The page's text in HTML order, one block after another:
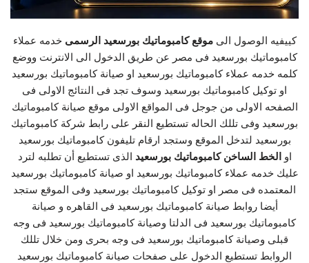
كييفيه الوصول الىموقع كامبوماتيك بورسعيد الرسمى خدمه عملاء
كامبوماتيك بورسعيد فى مصر عن طريق الدخول الى الانترنت ووضع
كلمه خدمه عملاء كامبوماتيك بورسعيد او صيانة كامبوماتيك بورسعيد
او توكيل كامبوماتيك بورسعيد وسوف تجد فى النتائج الاولى فى
الصفحه الاولى من جوجل فى المواقع الاولى موقع صيانة كامبوماتيك
بورسعيد وفى تللك الحاله تستطيع النقر على رابط شركة كامبوماتيك
بورسعيد لتدخل الموقع وستجد ارقام تليفون كامبوماتيك بورسعيد
او الخط الساخن كامبوماتيك بورسعيد الذى تستطيع أن تطلبه لترد
عليك خدمه عملاء كامبوماتيك بورسعيد او صيانة كامبوماتيك بورسعيد
المعتمده فى مصر او توكيل كامبوماتيك بورسعيد وفى الموقع ستجد
أيضا روابط صيانة كامبوماتيك بورسعيد فى القاهره و صيانة
كامبوماتيك بورسعيد فى الدلتا وصيانة كامبوماتيك بورسعيد فى وجه
قبلى وصيانة كامبوماتيك بورسعيد فى وجه بحرى ومن خلال تللك
الروابط تستطيع الدخول على صفحات صيانة كامبوماتيك بورسعيد